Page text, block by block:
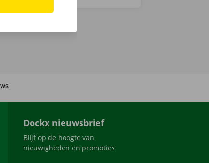
Dockx nieuwsbrief
Blijf op de hoogte van
nieuwigheden en promoties